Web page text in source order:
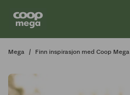
Mega Finn inspirasjon med Coop Mega